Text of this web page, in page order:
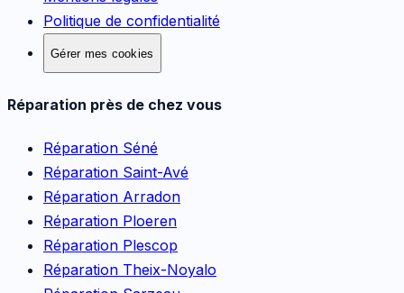
Politique de confidentialité
Gérer mes cookies
Réparation près de chez vous
Réparation Séné
Réparation Saint-Avé
Réparation Arradon
Réparation Ploeren
Réparation Plescop
Réparation Theix-Noyalo